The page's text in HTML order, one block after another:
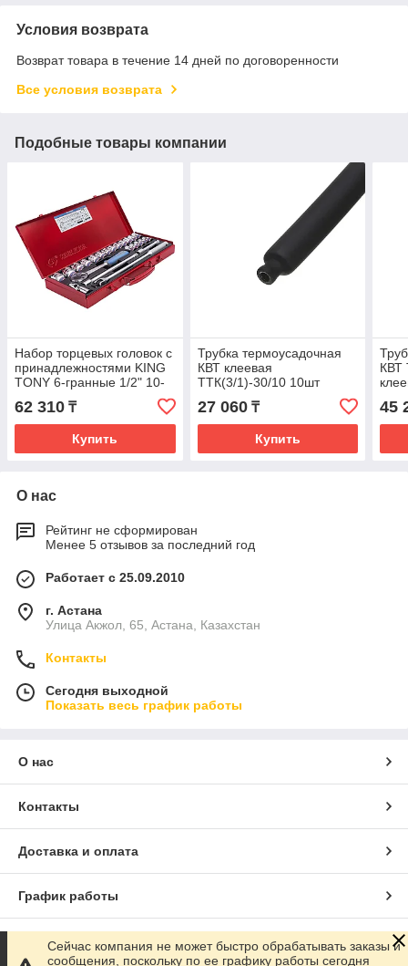
Условия возврата
Возврат товара в течение 14 дней по договоренности
Все условия возврата
Подобные товары компании
Набор торцевых головок с
принадлежностями KING
TONY 6-гранные 1/2" 10-
32мм 23шт. 4531MR
62 310 ₸
Купить
Трубка термоусадочная
КВТ клеевая
ТТК(3/1)-30/10 10шт
27 060₸
Купить
КВТ
45
О нас
Рейтинг не сформирован
Менее 5 отзывов за последний год
Работает с 25.09.2010
г. Астана
Улица Акжол, 65, Астана, Казахстан
Контакты
Сегодня выходной
Показать весь график работы
О нас
Контакты
Доставка и оплата
График работы
Полная версия сайта
Сейчас компания не может быстро обрабатывать заказы и
сообщения, поскольку по ее графику работы сегодня